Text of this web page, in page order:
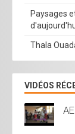
Paysages
Thala
VIDÉOS